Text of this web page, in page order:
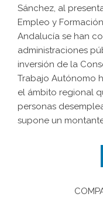
Sánchez, al
Empleo y
Andalucía se han
administraciones
inversión de la
Trabajo Autónomo
el ámbito regional
personas
supone un